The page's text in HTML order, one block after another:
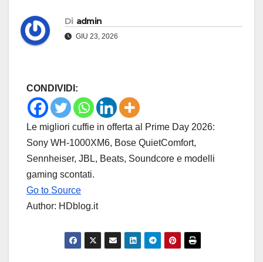
Di admin
GIU 23, 2026
CONDIVIDI:
Le migliori cuffie in offerta al Prime Day 2026:
Sony WH-1000XM6, Bose QuietComfort,
Sennheiser, JBL, Beats, Soundcore e modelli
gaming scontati.
Go to Source
Author: HDblog.it